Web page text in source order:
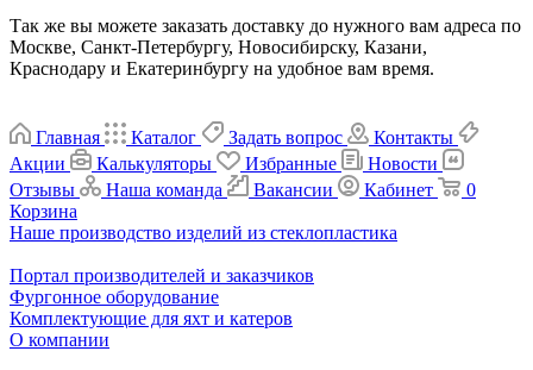
Так же вы можете заказать доставку до нужного вам адреса по
Москве, Санкт-Петербургу, Новосибирску, Казани,
Краснодару и Екатеринбургу на удобное вам время.
Главная Каталог Задать вопрос
Контакты
Акции
Калькуляторы Избранные
Новости
Отзывы
Наша команда Вакансии Кабинет
0
Корзина
Наше производство изделий из стеклопластика
Портал производителей и заказчиков
Фургонное оборудование
Комплектующие для яхт и катеров
О компании